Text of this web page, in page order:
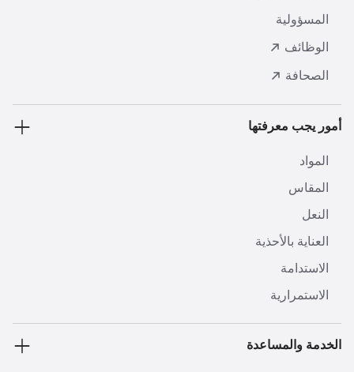
المسؤولية
الوظائف
الصحافة
أمور يجب معرفتها
المواد
المقاس
النعل
العناية بالأحذية
الاستدامة
الاستمرارية
الخدمة والمساعدة